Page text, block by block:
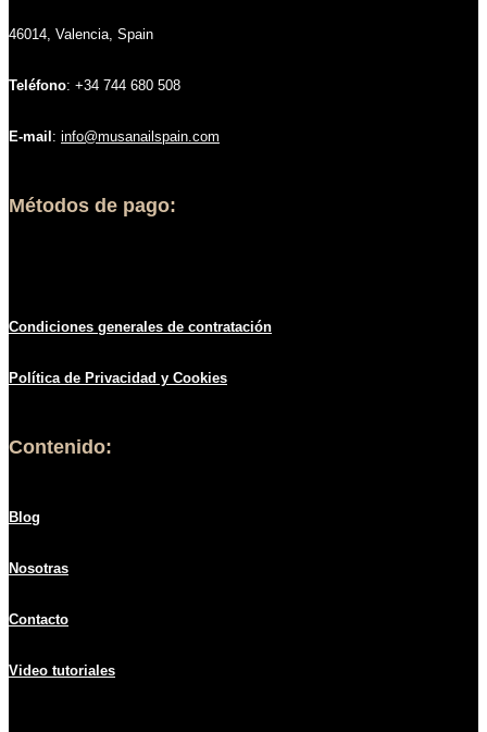
46014, Valencia, Spain
Teléfono: +34 744 680 508
E-mail : info@musanailspain.com
Métodos de pago:
Condiciones generales de contratación
Política de Privacidad y Cookies
Contenido:
Blog
Nosotras
Contacto
Video tutoriales